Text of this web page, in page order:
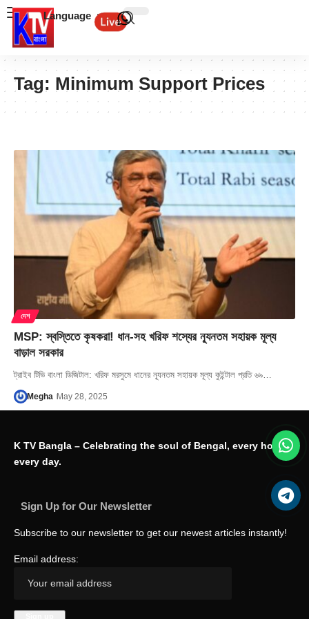
Language
Tag: Minimum Support Prices
দেশ
MSP: স্বস্তিতে কৃষকরা! ধান-সহ খরিফ শস্যের ন্যূনতম সহায়ক মূল্য
বাড়াল সরকার
ট্রাইব টিভি বাংলা ডিজিটাল: খরিফ মরসুমে ধানের ন্যূনতম সহায়ক মূল্য কুইন্টাল প্রতি ৬৯…
Megha May 28, 2025
K TV Bangla – Celebrating the soul of Bengal, every hour,
every day.
Sign Up for Our Newsletter
Subscribe to our newsletter to get our newest articles instantly!
Email address: